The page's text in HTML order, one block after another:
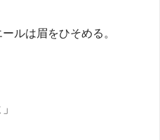
ルは眉をひそめる。